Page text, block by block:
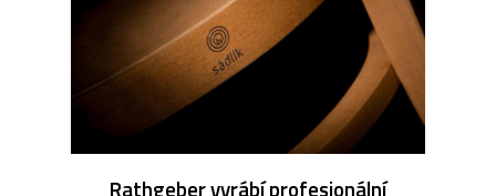
Rathgeber vyrábí profesionální